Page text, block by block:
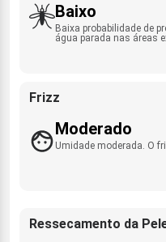
Baixo
Baixa probabilidade de
água parada nas áreas
Frizz
Moderado
Umidade moderada. O
Ressecamento da